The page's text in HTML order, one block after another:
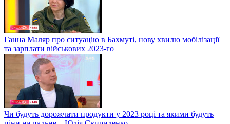
Ганна Маляр про ситуацію в Бахмуті, нову хвилю мобілізації
та зарплати військових 2023-го
Чи будуть дорожчати продукти у 2023 році та якими будуть